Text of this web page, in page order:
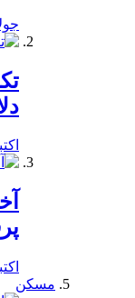
جولای
دلار
اکتبر
اکتبر
مسکن